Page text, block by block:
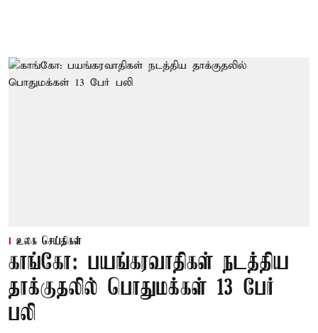
உலக செய்திகள்
காங்கோ: பயங்கரவாதிகள் நடத்திய
தாக்குதலில் பொதுமக்கள் 13 பேர்
பலி